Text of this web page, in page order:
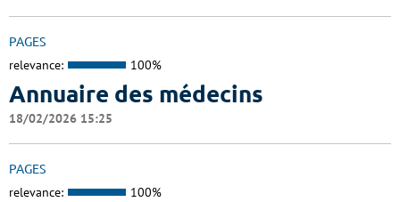
PAGES
relevance: 100%
Annuaire des médecins
18/02/2026 15:25
PAGES
relevance: 100%